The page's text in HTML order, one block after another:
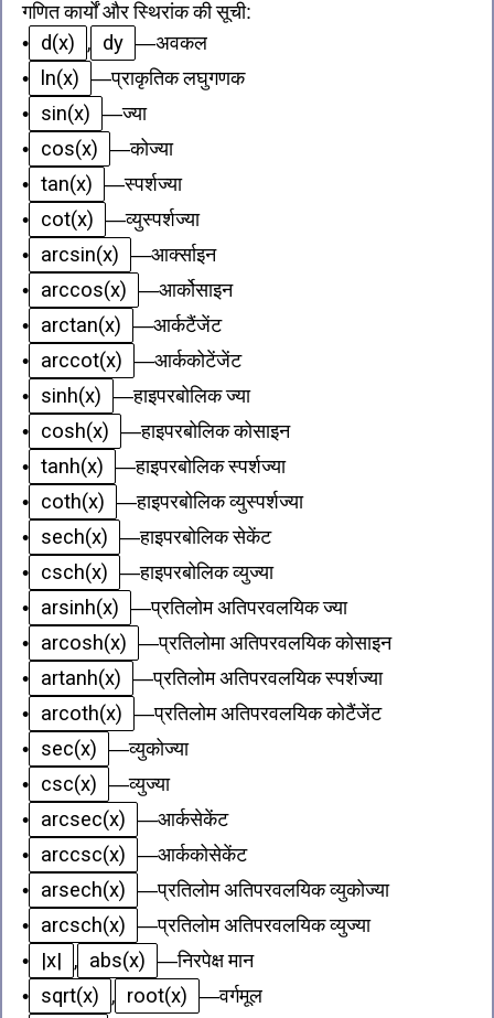
गणित कार्यों और स्थिरांक की सूची:
•
d(x) , dy —अवकल
•
ln(x) —प्राकृतिक लघुगणक
•
sin(x) —ज्या
•
cos(x) —कोज्या
• tan(x) —स्पर्शज्या
•
cot(x) —व्युस्पर्शज्या
•
arcsin(x) —आर्क्साइन
•
arccos(x) —आर्कोसाइन
•
arctan(x) —आर्कटैंजेंट
•
arccot(x) —आर्ककोटेंजेंट
•
sinh(x) —हाइपरबोलिक ज्या
•
cosh(x) —हाइपरबोलिक कोसाइन
• tanh(x) —हाइपरबोलिक स्पर्शज्या
•
coth(x) —हाइपरबोलिक व्युस्पर्शज्या
•
sech(x) —हाइपरबोलिक सेकेंट
•
csch(x) —हाइपरबोलिक व्युज्या
•
arsinh(x) —प्रतिलोम अतिपरवलयिक ज्या
•
arcosh(x) —प्रतिलोमा अतिपरवलयिक कोसाइन
•
artanh(x) —प्रतिलोम अतिपरवलयिक स्पर्शज्या
•
arcoth(x) —प्रतिलोम अतिपरवलयिक कोटैंजेंट
•
sec(x) —व्युकोज्या
•
csc(x) —व्युज्या
•
arcsec(x) —आर्कसेकेंट
•
arccsc(x) —आर्ककोसेकेंट
•
arsech(x) —प्रतिलोम अतिपरवलयिक व्युकोज्या
•
arcsch(x) —प्रतिलोम अतिपरवलयिक व्युज्या
•
|x| , abs(x) —निरपेक्ष मान
•
sqrt(x) , root(x) —वर्गमूल